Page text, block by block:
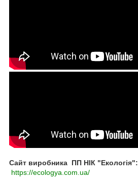
Сайт виробника ПП НІК "Екологія":
https://ecologya.com.ua/